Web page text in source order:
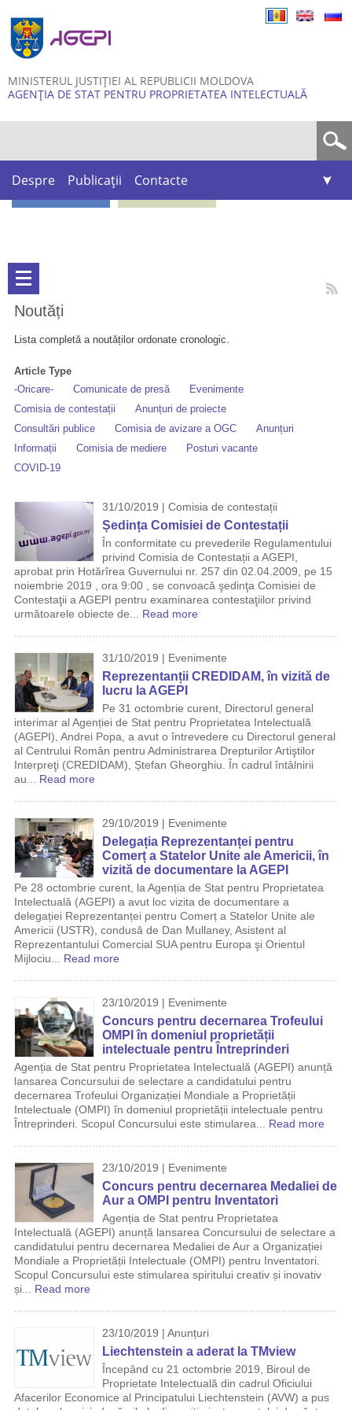
MINISTERUL JUSTIȚIEI AL REPUBLICII MOLDOVA
AGENȚIA DE STAT PENTRU PROPRIETATEA INTELECTUALĂ
Despre Publicații Contacte
Noutăți
Lista completă a noutăților ordonate cronologic.
Article Type
-Oricare-
Comunicate de presă
Evenimente
Comisia de contestații
Anunțuri de proiecte
Consultări publice
Comisia de avizare a OGC
Anunțuri
Informații
Comisia de mediere
Posturi vacante
COVID-19
31/10/2019 | Comisia de contestații
Ședința Comisiei de Contestații
În conformitate cu prevederile Regulamentului
privind Comisia de Contestații a AGEPI,
aprobat prin Hotărîrea Guvernului nr. 257 din 02.04.2009, pe 15
noiembrie 2019 , ora 9:00 , se convoacă şedinţa Comisiei de
Contestaţii a AGEPI pentru examinarea contestaţiilor privind
următoarele obiecte de... Read more
31/10/2019 | Evenimente
Reprezentanții CREDIDAM, în vizită de
lucru la AGEPI
Pe 31 octombrie curent, Directorul general
interimar al Agenției de Stat pentru Proprietatea Intelectuală
(AGEPI), Andrei Popa, a avut o întrevedere cu Directorul general
al Centrului Român pentru Administrarea Drepturilor Artiştilor
Interpreţi (CREDIDAM), Ștefan Gheorghiu. În cadrul întâlnirii
au... Read more
29/10/2019 | Evenimente
Delegația Reprezentanței pentru
Comerț a Statelor Unite ale Americii, în
vizită de documentare la AGEPI
Pe 28 octombrie curent, la Agenția de Stat pentru Proprietatea
Intelectuală (AGEPI) a avut loc vizita de documentare a
delegației Reprezentanței pentru Comerț a Statelor Unite ale
Americii (USTR), condusă de Dan Mullaney, Asistent al
Reprezentantului Comercial SUA pentru Europa şi Orientul
Mijlociu... Read more
23/10/2019 | Evenimente
Concurs pentru decernarea Trofeului
OMPI în domeniul proprietății
intelectuale pentru Întreprinderi
Agenția de Stat pentru Proprietatea Intelectuală (AGEPI) anunță
lansarea Concursului de selectare a candidatului pentru
decernarea Trofeului Organizației Mondiale a Proprietății
Intelectuale (OMPI) în domeniul proprietății intelectuale pentru
Întreprinderi. Scopul Concursului este stimularea... Read more
23/10/2019 | Evenimente
Concurs pentru decernarea Medaliei de
Aur a OMPI pentru Inventatori
Agenția de Stat pentru Proprietatea
Intelectuală (AGEPI) anunță lansarea Concursului de selectare a
candidatului pentru decernarea Medaliei de Aur a Organizației
Mondiale a Proprietății Intelectuale (OMPI) pentru Inventatori.
Scopul Concursului este stimularea spiritului creativ și inovativ
și... Read more
23/10/2019 | Anunțuri
Liechtenstein a aderat la TMview
Începând cu 21 octombrie 2019, Biroul de
Proprietate Intelectuală din cadrul Oficiului
Afacerilor Economice al Principatului Liechtenstein (AVW) a pus